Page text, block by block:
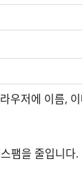
우저에 이름,
팸을 줄입니다.